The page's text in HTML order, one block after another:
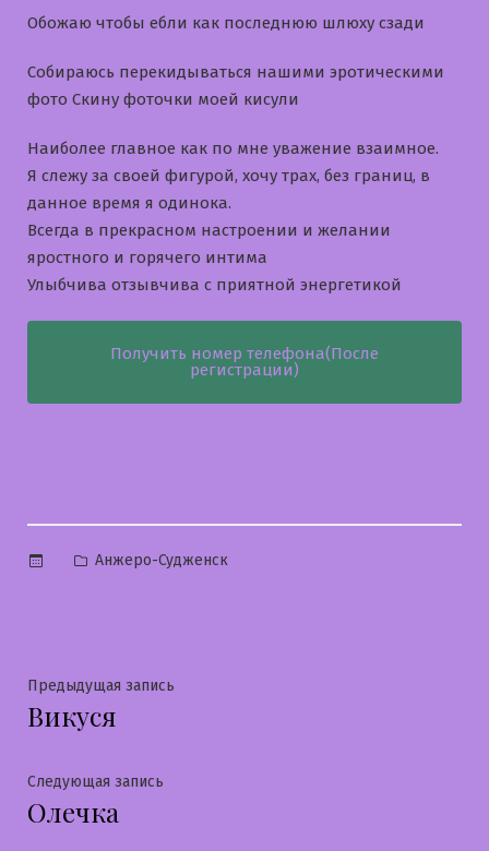
Обожаю чтобы ебли как последнюю шлюху сзади
Собираюсь перекидываться нашими эротическими
фото Скину фоточки моей кисули
Наиболее главное как по мне уважение взаимное.
Я слежу за своей фигурой, хочу трах, без границ, в
данное время я одинока.
Всегда в прекрасном настроении и желании
яростного и горячего интима
Улыбчива отзывчива с приятной энергетикой
Получить номер телефона(После
регистрации)
Опубликовано
Анжеро-Судженск
Навигация
по
записям
Предыдущая запись
Викуся
Следующая запись
Олечка